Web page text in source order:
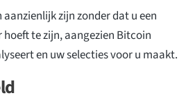
zijn zonder dat u een
te zijn, aangezien Bitcoin
en uw selecties voor u maakt.